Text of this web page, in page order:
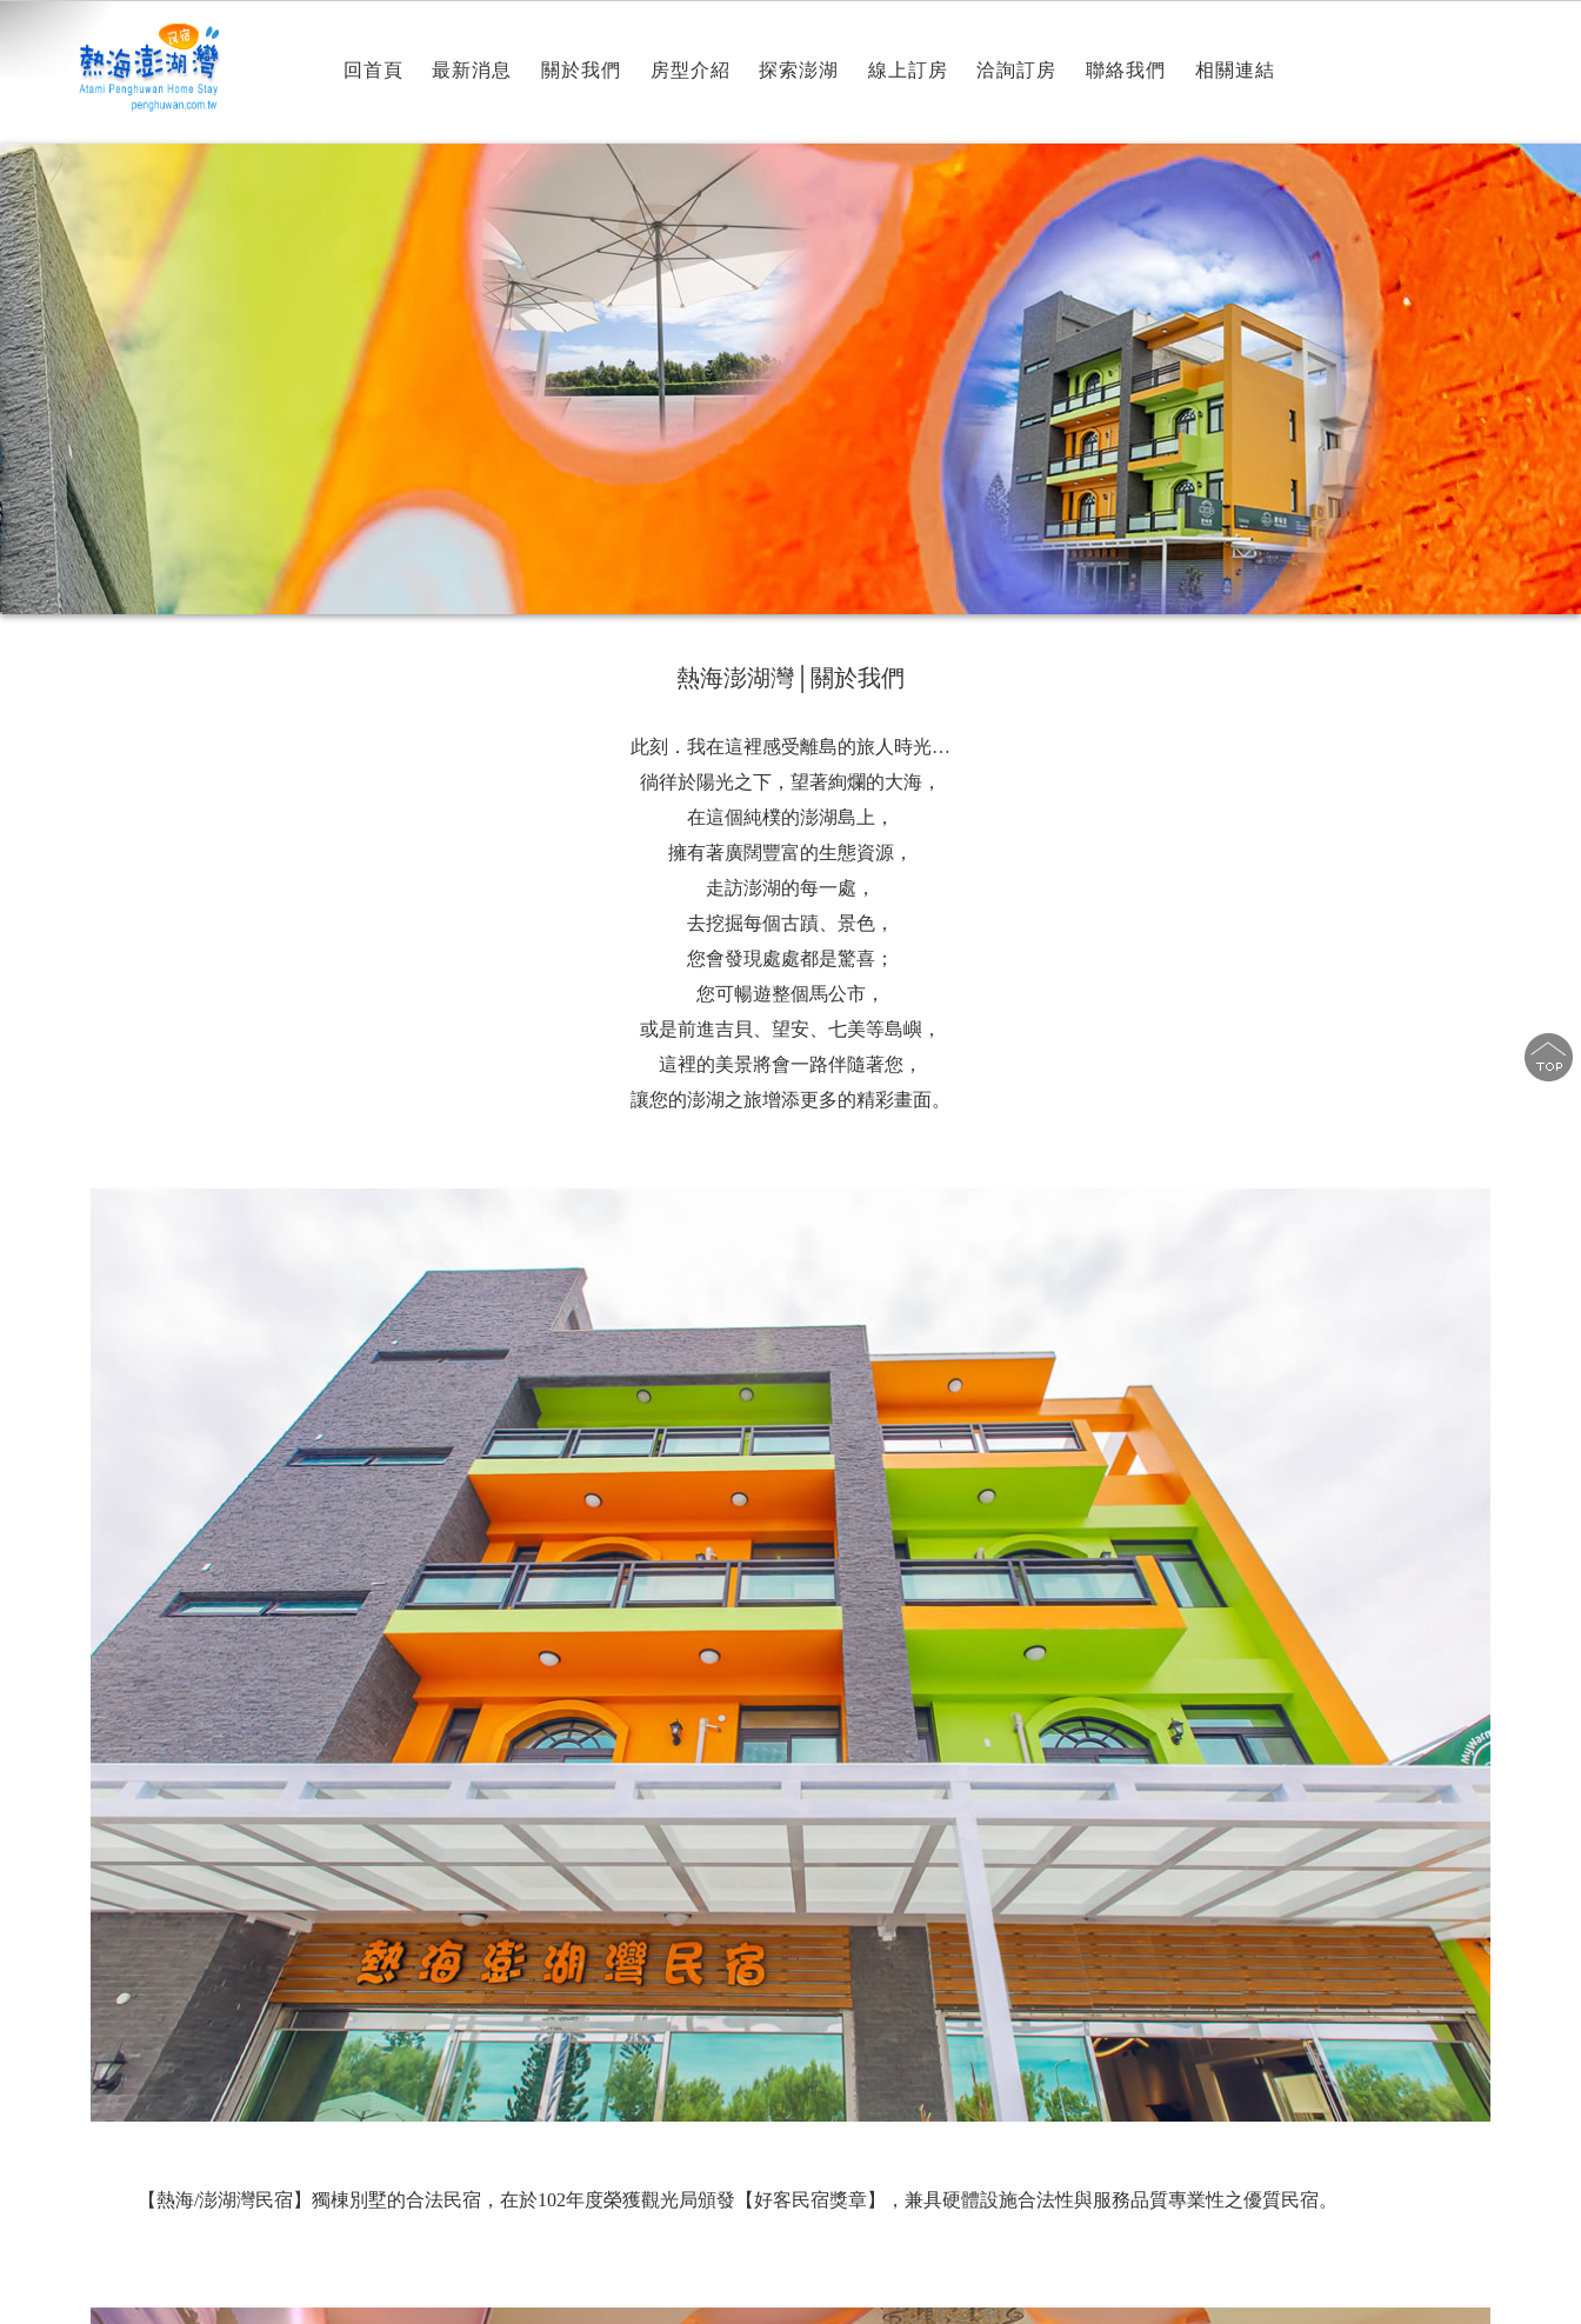
回首頁 最新消息 關於我們 房型介紹 探索澎湖 線上訂房 洽詢訂房 聯絡我們 相關連結
熱海澎湖灣│關於我們
此刻．我在這裡感受離島的旅人時光…
徜徉於陽光之下，望著絢爛的大海，
在這個純樸的澎湖島上，
擁有著廣闊豐富的生態資源，
走訪澎湖的每一處，
去挖掘每個古蹟、景色，
您會發現處處都是驚喜；
您可暢遊整個馬公市，
或是前進吉貝、望安、七美等島嶼，
這裡的美景將會一路伴隨著您，
讓您的澎湖之旅增添更多的精彩畫面。
【熱海/澎湖灣民宿】獨棟別墅的合法民宿，在於102年度榮獲觀光局頒發【好客民宿獎章】，兼具硬體設施合法性與服務品質專業性之優質民宿。